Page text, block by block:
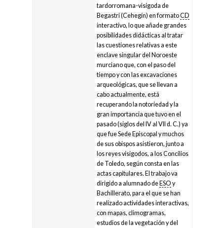
tardorromana-visigoda de
Begastri (Cehegín) en formatoCD
interactivo, lo que añade grandes
posibilidades didácticas al tratar
las cuestiones relativas a este
enclave singular del Noroeste
murciano que, con el paso del
tiempo y con las excavaciones
arqueológicas, que se llevan a
cabo actualmente, está
recuperando la notoriedad y la
gran importancia que tuvo en el
pasado (siglos del IV al VII d. C.) ya
que fue Sede Episcopal y muchos
de sus obispos asistieron, junto a
los reyes visigodos, a los Concilios
de Toledo, según consta en las
actas capitulares. El trabajo va
dirigido a alumnado de ESO y
Bachillerato, para el que se han
realizado actividades interactivas,
con mapas, climogramas,
estudios de la vegetación y del